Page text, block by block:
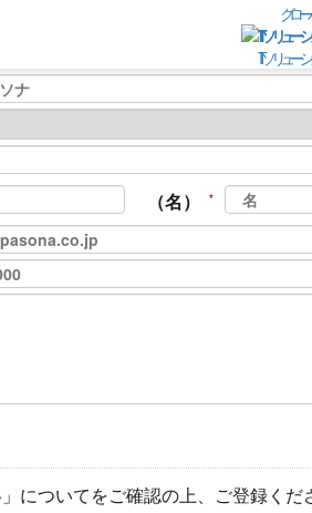
グロ
ITソリュー
サービス資料が
（名）
」についてをご確認の上、ご登録くだ